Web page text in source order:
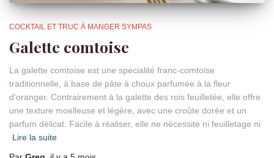
COCKTAIL ET TRUC À MANGER SYMPAS
Galette comtoise
La galette comtoise est une spécialité franc-comtoise
traditionnelle, à base de pâte à choux parfumée à la fleur
d’oranger. Contrairement à la galette des rois feuilletée, elle offre
une texture moelleuse et légère, avec une croûte dorée et un
parfum délicat. Facile à réaliser, elle ne nécessite ni feuilletage ni
Lire la suite